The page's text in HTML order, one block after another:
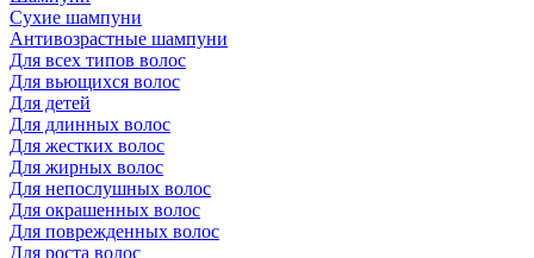
Сухие шампуни
Антивозрастные шампуни
Для всех типов волос
Для вьющихся волос
Для детей
Для длинных волос
Для жестких волос
Для жирных волос
Для непослушных волос
Для окрашенных волос
Для поврежденных волос
Для роста волос